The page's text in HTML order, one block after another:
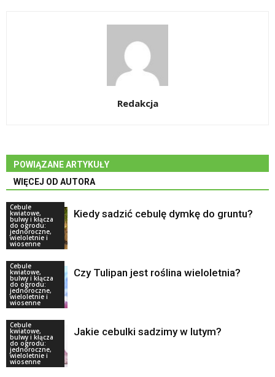
Redakcja
POWIĄZANE ARTYKUŁY
WIĘCEJ OD AUTORA
Cebule
kwiatowe,
bulwy i kłącza
do ogrodu:
jednoroczne,
wieloletnie i
wiosenne
Kiedy sadzić cebulę dymkę do gruntu?
Cebule
kwiatowe,
bulwy i kłącza
do ogrodu:
jednoroczne,
wieloletnie i
wiosenne
Czy Tulipan jest roślina wieloletnia?
Cebule
kwiatowe,
bulwy i kłącza
do ogrodu:
jednoroczne,
wieloletnie i
wiosenne
Jakie cebulki sadzimy w lutym?